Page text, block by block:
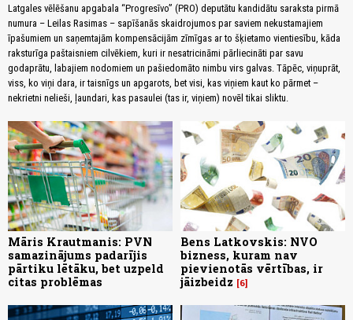
Latgales vēlēšanu apgabala “Progresīvo” (PRO) deputātu kandidātu saraksta pirmā
numura – Leilas Rasimas – sapīšanās skaidrojumos par saviem nekustamajiem
īpašumiem un saņemtajām kompensācijām zīmīgas ar to šķietamo vientiesību, kāda
raksturīga paštaisniem cilvēkiem, kuri ir nesatricināmi pārliecināti par savu
godaprātu, labajiem nodomiem un pašiedomāto nimbu virs galvas. Tāpēc, viņuprāt,
viss, ko viņi dara, ir taisnīgs un apgarots, bet visi, kas viņiem kaut ko pārmet –
nekrietni nelieši, ļaundari, kas pasaulei (tas ir, viņiem) novēl tikai sliktu.
Māris Krautmanis: PVN
samazinājums padarījis
pārtiku lētāku, bet uzpeld
citas problēmas
Bens Latkovskis: NVO
bizness, kuram nav
pievienotās vērtības, ir
jāizbeidz
6